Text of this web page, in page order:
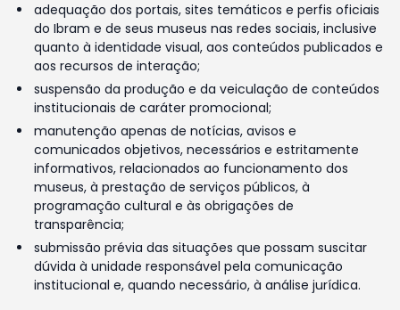
adequação dos portais, sites temáticos e perfis oficiais
do Ibram e de seus museus nas redes sociais, inclusive
quanto à identidade visual, aos conteúdos publicados e
aos recursos de interação;
suspensão da produção e da veiculação de conteúdos
institucionais de caráter promocional;
manutenção apenas de notícias, avisos e
comunicados objetivos, necessários e estritamente
informativos, relacionados ao funcionamento dos
museus, à prestação de serviços públicos, à
programação cultural e às obrigações de
transparência;
submissão prévia das situações que possam suscitar
dúvida à unidade responsável pela comunicação
institucional e, quando necessário, à análise jurídica.